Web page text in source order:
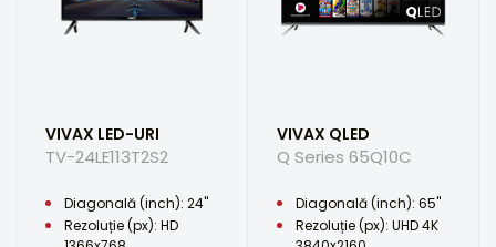
VIVAX LED-URI
TV-24LE113T2S2
Diagonală (inch): 24"
Rezoluție (px): HD
VIVAX QLED
Q Series 65Q10C
Diagonală (inch): 65"
Rezoluție (px): UHD 4K